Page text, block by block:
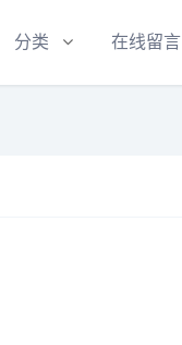
分类 在线留言